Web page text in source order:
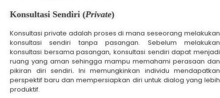
Konsultasi Sendiri (Private)
Konsultasi private adalah proses di mana seseorang melakukan
konsultasi sendiri tanpa pasangan. Sebelum melakukan
konsultasi bersama pasangan, konsultasi sendiri dapat menjadi
ruang yang aman sehingga mampu memahami perasaan dan
pikiran diri sendiri. Ini memungkinkan individu mendapatkan
perspektif baru dan mempersiapkan diri untuk dialog yang lebih
produktif.